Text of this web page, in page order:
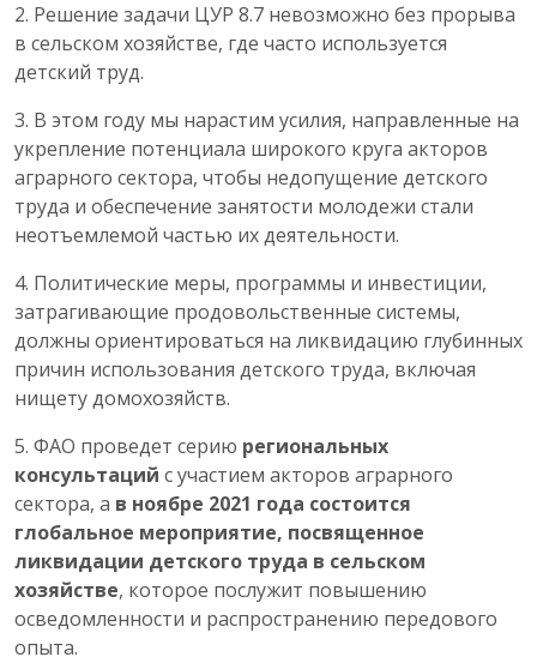
2. Решение задачи ЦУР 8.7 невозможно без прорыва
в сельском хозяйстве, где часто используется
детский труд.
3. В этом году мы нарастим усилия, направленные на
укрепление потенциала широкого круга акторов
аграрного сектора, чтобы недопущение детского
труда и обеспечение занятости молодежи стали
неотъемлемой частью их деятельности.
4. Политические меры, программы и инвестиции,
затрагивающие продовольственные системы,
должны ориентироваться на ликвидацию глубинных
причин использования детского труда, включая
нищету домохозяйств.
5. ФАО проведет серию региональных
консультаций с участием акторов аграрного
сектора, а в ноябре 2021 года состоится
глобальное мероприятие, посвященное
ликвидации детского труда в сельском
хозяйстве, которое послужит повышению
осведомленности и распространению передового
опыта.